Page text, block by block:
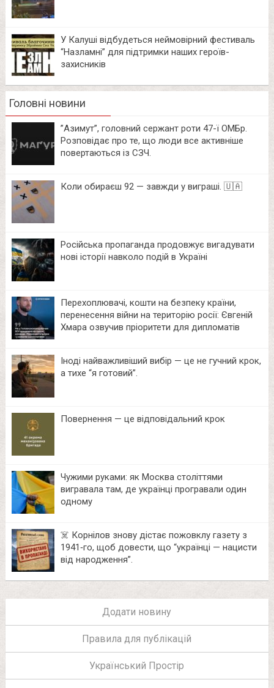
У Калуші відбудеться неймовірний фестиваль
“Назламні” для підтримки наших героїв-
захисників
Головні новини
⁨”Азимут”, головний сержант роти 47-ї ОМБр.
Розповідає про те, що люди все активніше
повертаються із СЗЧ.
Коли обираєш 92 — завжди у виграші. 🇺🇦
Російська пропаганда продовжує вигадувати
нові історії навколо подій в Україні
Перехоплювачі, кошти на безпеку країни,
перенесення війни на територію росії: Євгеній
Хмара озвучив пріоритети для дипломатів
Іноді найважливіший вибір — це не гучний крок,
а тихе “я готовий”.
Повернення — це відповідальний крок
Чужими руками: як Москва століттями
вигравала там, де українці програвали один
одному
☠️ Корнілов знову дістає пожовклу газету з
1941‑го, щоб довести, що “українці — нацисти
від народження”.
Додати новину
Правила для публікацій
Український Простір